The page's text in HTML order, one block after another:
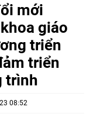
mới
giáo
triển
triển
trình
08:52